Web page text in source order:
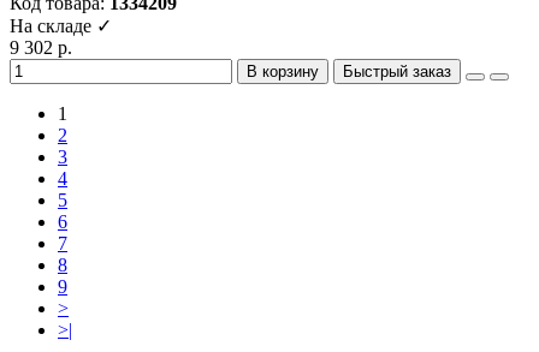
На складе ✓
9 302 р.
В корзину Быстрый заказ
1
2
3
4
5
6
7
8
9
>
>|